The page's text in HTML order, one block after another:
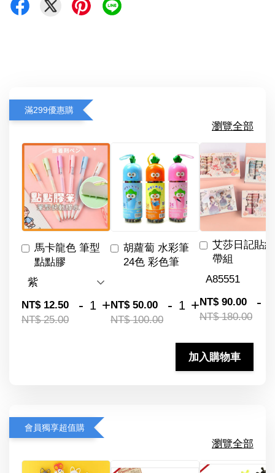
滿299優惠購
瀏覽全部
馬卡龍色 筆型
點點膠
NT$ 12.50
NT$ 25.00
- +
胡蘿蔔 水彩筆
24色 彩色筆
NT$ 50.00
NT$ 100.00
- +
艾莎日記貼
帶組
NT$ 90.00
NT$ 180.00
-
加入購物車
會員獨享超值購
瀏覽全部